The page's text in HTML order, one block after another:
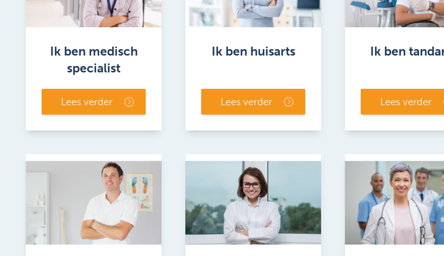
Ik ben medisch
specialist
Lees verder
Ik ben huisarts
Lees verder
Ik ben
Lees verder